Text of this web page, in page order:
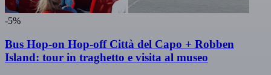
-5%
Bus Hop-on Hop-off Città del Capo + Robben
Island: tour in traghetto e visita al museo